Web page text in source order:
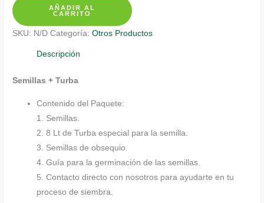
Siembra
Para
Lavanda
cantidad
AÑADIR AL
CARRITO
SKU: N/D Categoría:Otros Productos
Descripción
Semillas + Turba
Contenido del Paquete:
1. Semillas.
2. 8 Lt de Turba especial para la semilla.
3. Semillas de obsequio.
4. Guía para la germinación de las semillas.
5. Contacto directo con nosotros para ayudarte en tu
proceso de siembra.